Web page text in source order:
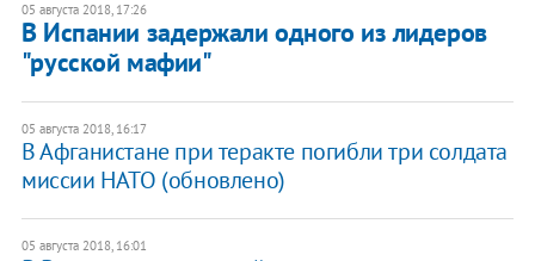
05 августа 2018, 17:26
В Испании задержали одного из лидеров
"русской мафии"
05 августа 2018, 16:17
В Афганистане при теракте погибли три солдата
миссии НАТО (обновлено)
05 августа 2018, 16:01